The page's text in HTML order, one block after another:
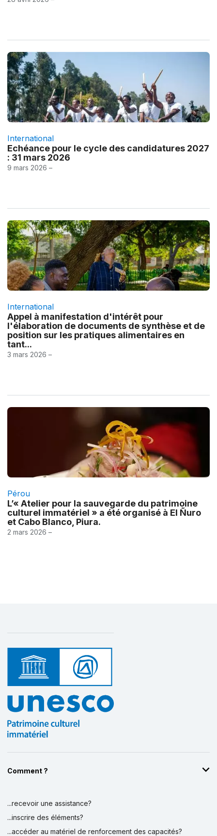
International
Echéance pour le cycle des candidatures 2027
: 31 mars 2026
9 mars 2026 –
International
Appel à manifestation d'intérêt pour
l'élaboration de documents de synthèse et de
position sur les pratiques alimentaires en
tant...
3 mars 2026 –
Pérou
L’« Atelier pour la sauvegarde du patrimoine
culturel immatériel » a été organisé à El Ñuro
et Cabo Blanco, Piura.
2 mars 2026 –
Comment ?
...recevoir une assistance?
...inscrire des éléments?
...accéder au matériel de renforcement des capacités?